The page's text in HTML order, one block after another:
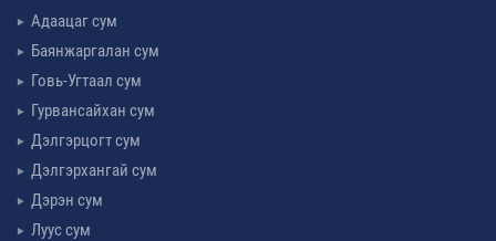
Адаацаг сум
Баянжаргалан сум
Говь-Угтаал сум
Гурвансайхан сум
Дэлгэрцогт сум
Дэлгэрхангай сум
Дэрэн сум
Луус сум